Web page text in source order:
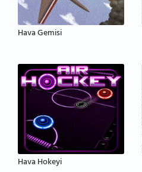
Hava Gemisi
Hava Hokeyi